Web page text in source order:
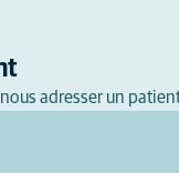
adresser un